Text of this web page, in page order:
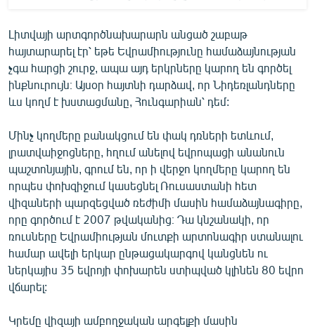
Լիտվայի արտգործնախարարն անցած շաբաթ
հայտարարել էր՝ եթե Եվրամիությունը համաձայնության
չգա հարցի շուրջ, ապա այդ երկրները կարող են գործել
ինքնուրույն։ Այսօր հայտնի դարձավ, որ Նիդեռլանդները
ևս կողմ է խստացմանը, Հունգարիան՝ դեմ:
Մինչ կողմերը բանակցում են փակ դռների ետևում,
լրատվաիջոցները, հղում անելով եվրոպացի անանուն
պաշտոնյային, գրում են, որ ի վերջո կողմերը կարող են
որպես փոխզիջում կասեցնել Ռուսաստանի հետ
վիզաների պարզեցված ռեժիմի մասին համաձայնագիրը,
որը գործում է 2007 թվականից։ Դա կնշանակի, որ
ռուսները Եվրամիության մուտքի արտոնագիր ստանալու
համար ավելի երկար ընթացակարգով կանցնեն ու
ներկայիս 35 եվրոյի փոխարեն ստիպված կլինեն 80 եվրո
վճարել:
Կրեմը վիզայի ամբողջական արգելքի մասին